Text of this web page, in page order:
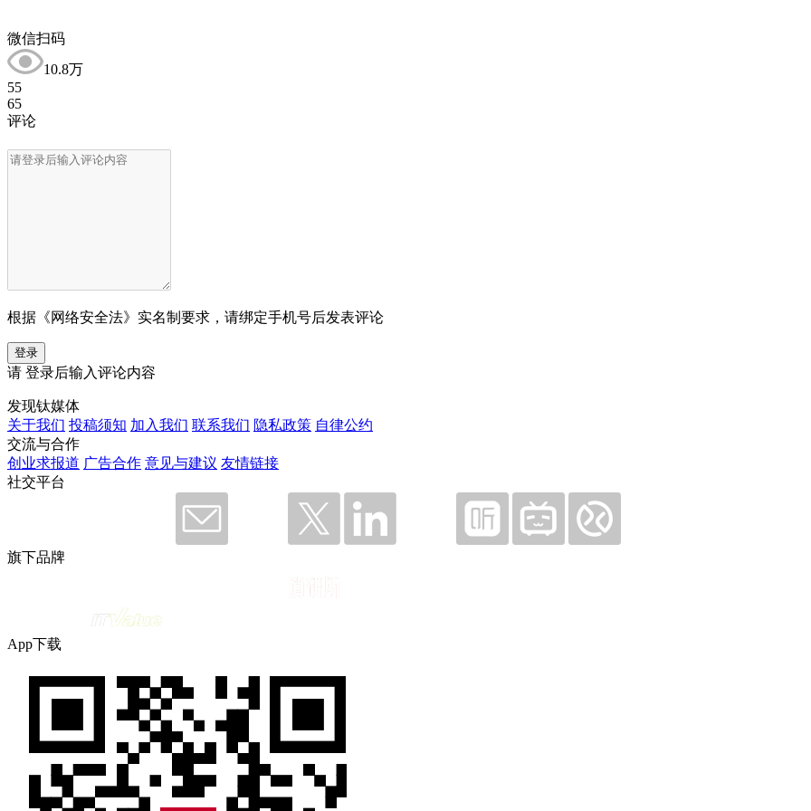
微信扫码
10.8万
55
65
评论
根据《网络安全法》实名制要求，请绑定手机号后发表评论
登录
请 登录后输入评论内容
发现钛媒体
关于我们 投稿须知 加入我们 联系我们 隐私政策 自律公约
交流与合作
创业求报道 广告合作 意见与建议 友情链接
社交平台
旗下品牌
App下载